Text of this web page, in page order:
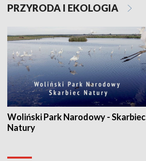
PRZYRODA I EKOLOGIA
Woliński Park Narodowy - Skarbiec
Natury